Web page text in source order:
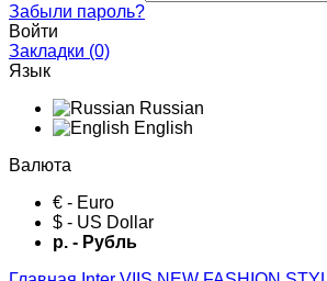
Забыли пароль?
Войти
Закладки (0)
Язык
Russian
English
Валюта
€ - Euro
$ - US Dollar
р. - Рубль